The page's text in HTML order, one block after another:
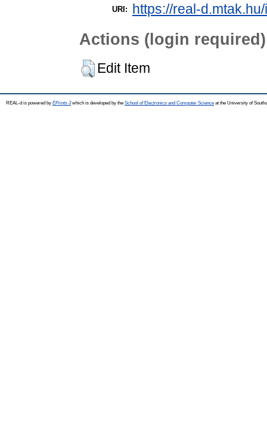
URI: https://real-
Actions (login required)
Edit Item
REAL-d is powered by EPrints 3which is developed by the School of Electronics and Computer Science at the University of